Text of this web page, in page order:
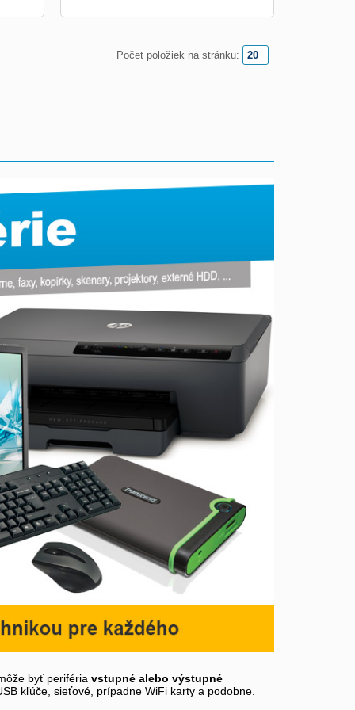
Počet položiek na stránku:
byť periféria vstupné alebo výstupné
kľúče, sieťové, prípadne WiFi karty a podobne.